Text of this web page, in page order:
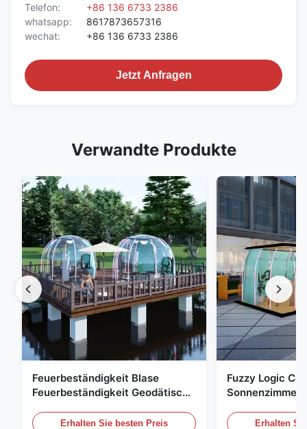
Telefon:
+86 136 6733 2386
whatsapp:
8617873657316
wechat:
+86 136 6733 2386
Jetzt Anfragen
Verwandte Produkte
Feuerbeständigkeit Blase
Feuerbeständigkeit Geodätisch
Erhalten Sie besten Preis
Fuzzy Logic
Sonnenzimmer
Erhalten